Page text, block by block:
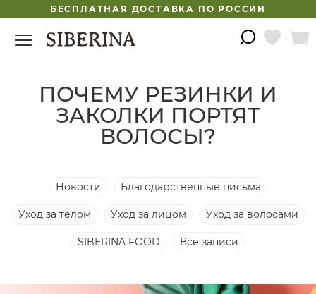
БЕСПЛАТНАЯ ДОСТАВКА ПО РОССИИ
ПОЧЕМУ РЕЗИНКИ И
ЗАКОЛКИ ПОРТЯТ
ВОЛОСЫ?
Новости Благодарственные письма
Уход за телом Уход за лицом Уход за волосами
SIBERINA FOOD Все записи